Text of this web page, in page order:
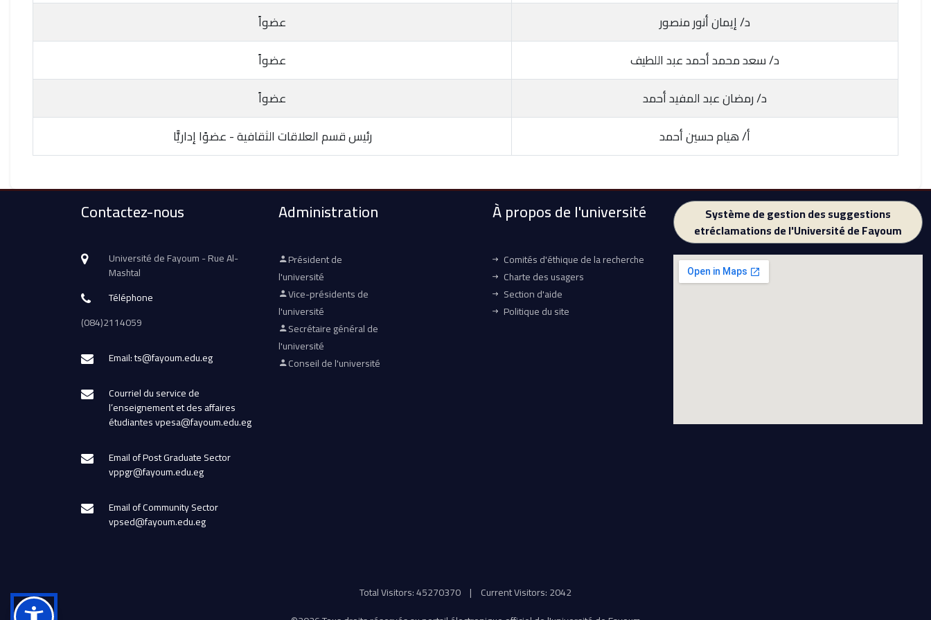
د/ إيمان أنور منصور
عضواً
د/ سعد محمد أحمد عبد اللطيف
عضواً
د/ رمضان عبد المفيد أحمد
عضواً
أ/ هيام حسين أحمد
رئيس قسم العلاقات الثقافية - عضوًا إداريًّا
Contactez-nous
Université de Fayoum - Rue Al-
Mashtal
Téléphone
(084)2114059
Email: ts@fayoum.edu.eg
Courriel du service de
l’enseignement et des affaires
étudiantes vpesa@fayoum.edu.eg
Email of Post Graduate Sector
vppgr@fayoum.edu.eg
Email of Community Sector
vpsed@fayoum.edu.eg
Administration
Président de
l'université
Vice-présidents de
l'université
Secrétaire général de
l'université
Conseil de l'université
À propos de l'université
Comités d'éthique de la recherche
Charte des usagers
Section d'aide
Politique du site
Système de gestion des suggestions
etréclamations de l'Université de Fayoum
Total Visitors: 45270370 | Current Visitors: 2042